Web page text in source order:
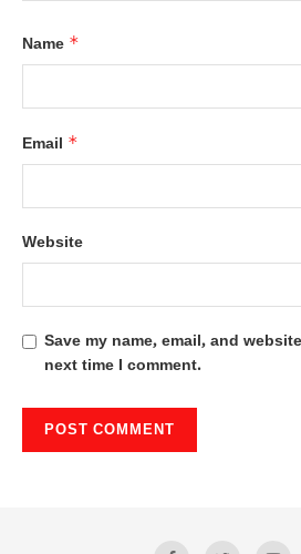
Name *
Email *
Website
Save my name, email, and
next time I comment.